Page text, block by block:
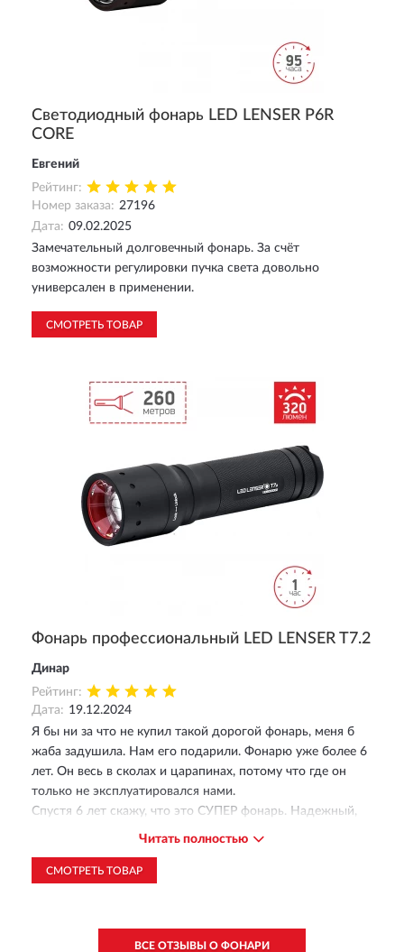
Cветодиодный фонарь LED LENSER P6R
CORE
Евгений
Рейтинг:
Номер заказа: 27196
Дата: 09.02.2025
Замечательный долговечный фонарь. За счёт
возможности регулировки пучка света довольно
универсален в применении.
СМОТРЕТЬ ТОВАР
Фонарь профессиональный LED LENSER T7.2
Динар
Рейтинг:
Дата: 19.12.2024
Я бы ни за что не купил такой дорогой фонарь, меня б
жаба задушила. Нам его подарили. Фонарю уже более 6
лет. Он весь в сколах и царапинах, потому что где он
только не эксплуатировался нами.
Спустя 6 лет скажу, что это СУПЕР фонарь. Надежный,
прочный, влагостойкий, удобный в руке. Луч
Если для вас такая покупка не считается дорогой,
Читать полностью
СМОТРЕТЬ ТОВАР
ВСЕ ОТЗЫВЫ О ФОНАРИ